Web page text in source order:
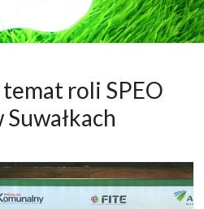
roli SPEO